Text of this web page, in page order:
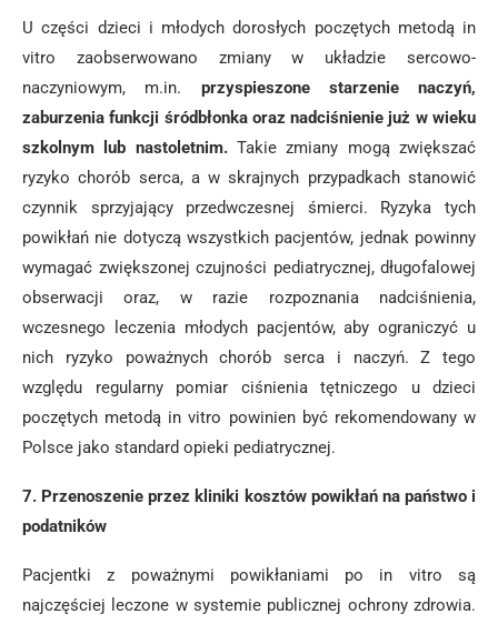
U części dzieci i młodych dorosłych poczętych metodą in
vitro zaobserwowano zmiany w układzie sercowo-
naczyniowym, m.in. przyspieszone starzenie naczyń,
zaburzenia funkcji śródbłonka oraz nadciśnienie już w wieku
szkolnym lub nastoletnim.Takie zmiany mogą zwiększać
ryzyko chorób serca, a w skrajnych przypadkach stanowić
czynnik sprzyjający przedwczesnej śmierci. Ryzyka tych
powikłań nie dotyczą wszystkich pacjentów, jednak powinny
wymagać zwiększonej czujności pediatrycznej, długofalowej
obserwacji oraz, w razie rozpoznania nadciśnienia,
wczesnego leczenia młodych pacjentów, aby ograniczyć u
nich ryzyko poważnych chorób serca i naczyń. Z tego
względu regularny pomiar ciśnienia tętniczego u dzieci
poczętych metodą in vitro powinien być rekomendowany w
Polsce jako standard opieki pediatrycznej.
7. Przenoszenie przez kliniki kosztów powikłań na państwo i
podatników
Pacjentki z poważnymi powikłaniami po in vitro są
najczęściej leczone w systemie publicznej ochrony zdrowia.